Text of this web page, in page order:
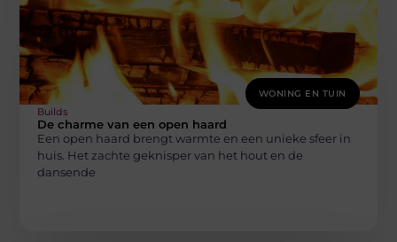
WONING EN TUIN
Builds
De charme van een open haard
Een open haard brengt warmte en een unieke sfeer in
huis. Het zachte geknisper van het hout en de
dansende